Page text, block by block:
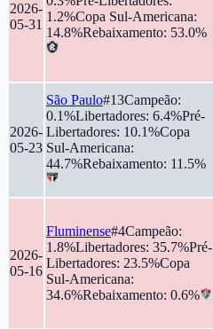
2026-
05-31
1.2%Copa Sul-Americana:
14.8%Rebaixamento: 53.0%
2026-
05-23
São Paulo#13Campeão:
0.1%Libertadores: 6.4%Pré-
Libertadores: 10.1%Copa
Sul-Americana:
44.7%Rebaixamento: 11.5%
2026-
05-16
Fluminense#4Campeão:
1.8%Libertadores: 35.7%Pré-
Libertadores: 23.5%Copa
Sul-Americana:
34.6%Rebaixamento: 0.6%